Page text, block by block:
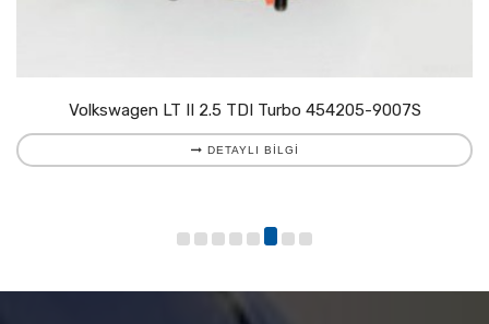
Volkswagen LT II 2.5 TDI Turbo 454205-9007S
DETAYLI BILGI